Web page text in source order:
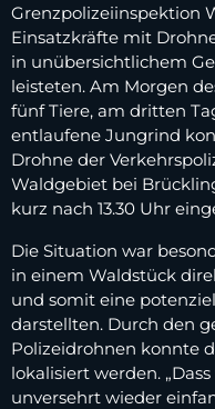
Grenzpolizeiinspektion
Einsatzkräfte mit
in unübersichtlichem
leisteten. Am Morgen
fünf Tiere, am dritten
entlaufene Jungrind
Drohne der
Waldgebiet bei
kurz nach 13.30 Uhr
Die Situation war
in einem Waldstück
und somit eine
darstellten. Durch den
Polizeidrohnen konnte
lokalisiert werden.
unversehrt wieder